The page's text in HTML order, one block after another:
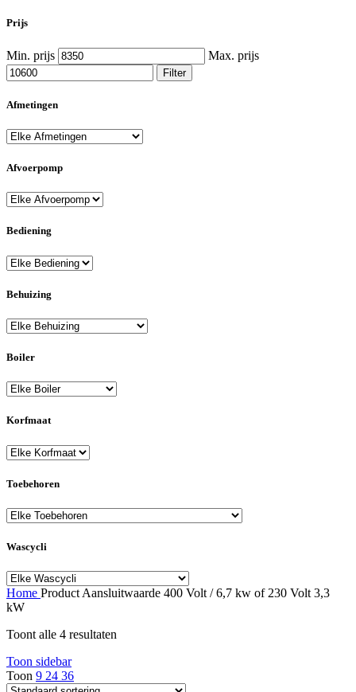
Prijs
Min. prijs Max. prijs
Filter
Afmetingen
Afvoerpomp
Bediening
Behuizing
Boiler
Korfmaat
Toebehoren
Wascycli
Home Product Aansluitwaarde 400 Volt / 6,7 kw of 230 Volt 3,3
kW
Toont alle 4 resultaten
Toon sidebar
Toon 9 24 36